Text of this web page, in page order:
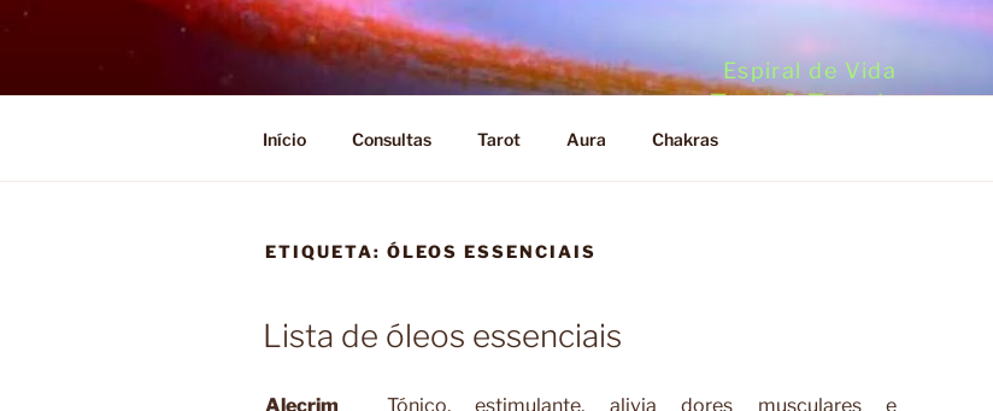
Saltar
conteúdo
Espiral de Vida
Tarot & Terapias
Início Consultas Tarot Aura Chakras
ETIQUETA: ÓLEOS ESSENCIAIS
Lista de óleos essenciais
Alecrim
Tónico, estimulante, alivia dores musculares e